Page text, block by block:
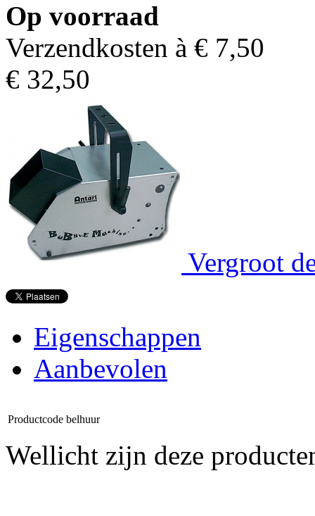
Op voorraad
Verzendkosten à € 7,50
€ 32,50
Vergroot
Eigenschappen
Aanbevolen
Productcode belhuur
Wellicht zijn deze